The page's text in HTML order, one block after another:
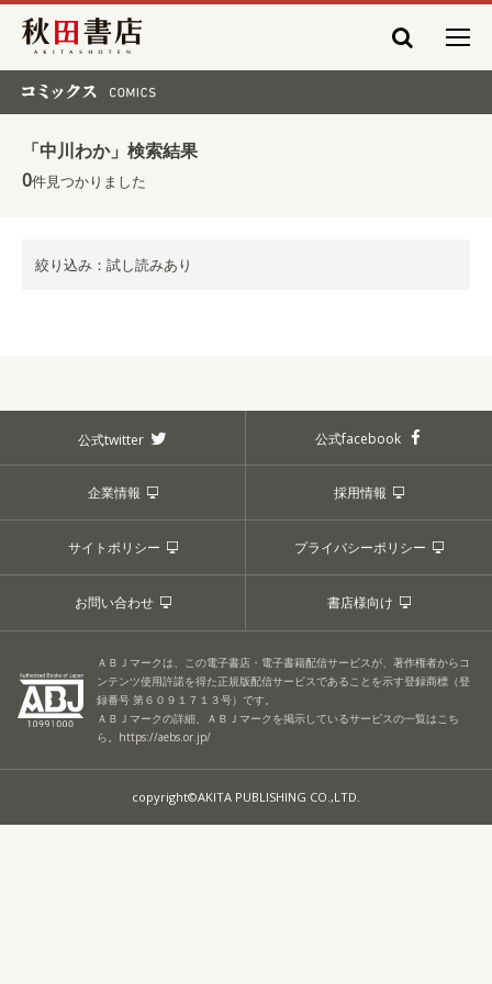
秋田書店
「中川わか」検索結果
0件見つかりました
絞り込み：試し読みあり
公式twitter 公式facebook
企業情報 採用情報
サイトポリシー プライバシーポリシー
お問い合わせ 書店様向け
ＡＢＪマークは、この電子書店・電子書籍配信サービスが、著作権者からコ
ンテンツ使用許諾を得た正規版配信サービスであることを示す登録商標（登
録番号 第６０９１７１３号）です。
ＡＢＪマークの詳細、ＡＢＪマークを掲示しているサービスの一覧はこち
ら。 https://aebs.or.jp/
copyright©AKITA PUBLISHING CO.,LTD.